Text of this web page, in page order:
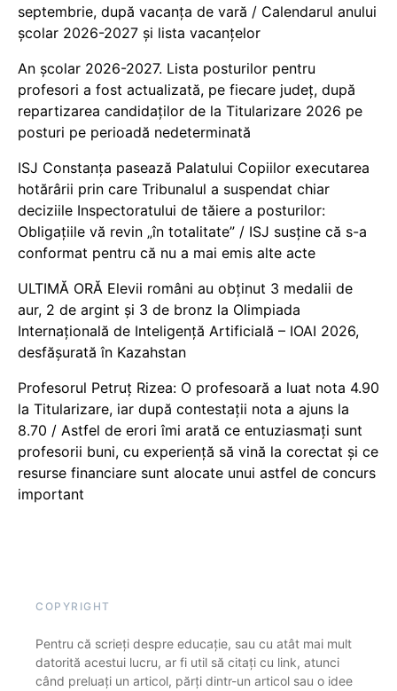
septembrie, după vacanța de vară / Calendarul anului
școlar 2026-2027 și lista vacanțelor
An școlar 2026-2027. Lista posturilor pentru
profesori a fost actualizată, pe fiecare județ, după
repartizarea candidaților de la Titularizare 2026 pe
posturi pe perioadă nedeterminată
ISJ Constanța pasează Palatului Copiilor executarea
hotărârii prin care Tribunalul a suspendat chiar
deciziile Inspectoratului de tăiere a posturilor:
Obligațiile vă revin „în totalitate” / ISJ susține că s-a
conformat pentru că nu a mai emis alte acte
ULTIMĂ ORĂ Elevii români au obținut 3 medalii de
aur, 2 de argint și 3 de bronz la Olimpiada
Internațională de Inteligență Artificială – IOAI 2026,
desfășurată în Kazahstan
Profesorul Petruț Rizea: O profesoară a luat nota 4.90
la Titularizare, iar după contestații nota a ajuns la
8.70 / Astfel de erori îmi arată ce entuziasmați sunt
profesorii buni, cu experiență să vină la corectat și ce
resurse financiare sunt alocate unui astfel de concurs
important
COPYRIGHT
Pentru că scrieți despre educație, sau cu atât mai mult
datorită acestui lucru, ar fi util să citați cu link, atunci
când preluați un articol, părți dintr-un articol sau o idee